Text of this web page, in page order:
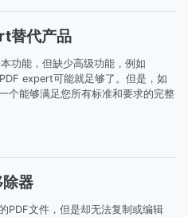
替代产品
功能，但缺少高级功能，例如
expert可能就足够了。但是，如
个能够满足您所有标准和要求的完整
器
PDF文件，但是却无法复制或编辑